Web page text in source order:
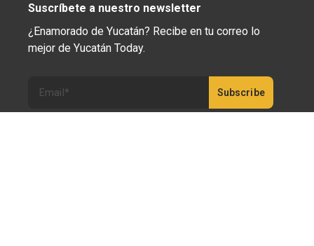
Suscríbete a nuestro newsletter
¿Enamorado de Yucatán? Recibe en tu correo lo
mejor de Yucatán Today.